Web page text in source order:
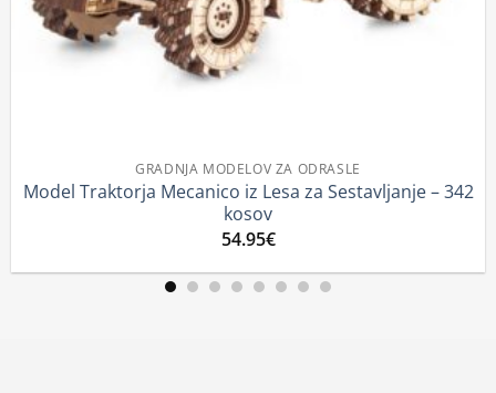
GRADNJA MODELOV ZA ODRASLE
Mecanico iz Lesa za Sestavljanje – 342
Traktor –